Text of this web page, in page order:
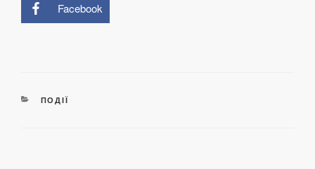
Facebook
КАТЕГОРІЇ
ПОДІЇ